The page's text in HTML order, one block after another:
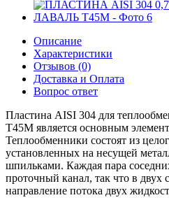
Описание
Характеристики
Отзывов (0)
Доставка и Оплата
Вопрос ответ
Пластина AISI 304 для
T45M является основным
Теплообменники состоят из
установленных на несущей
шпильками. Каждая пара
проточный канал, так что в двух
направление потока двух